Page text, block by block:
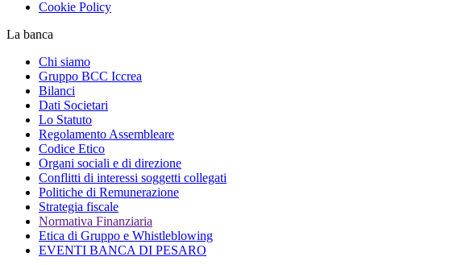
Cookie Policy
La banca
Chi siamo
Gruppo BCC Iccrea
Bilanci
Dati Societari
Lo Statuto
Regolamento Assembleare
Codice Etico
Organi sociali e di direzione
Conflitti di interessi soggetti collegati
Politiche di Remunerazione
Strategia fiscale
Normativa Finanziaria
Etica di Gruppo e Whistleblowing
EVENTI BANCA DI PESARO